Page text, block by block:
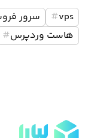
vps
# سرور
هاست وردپرس#